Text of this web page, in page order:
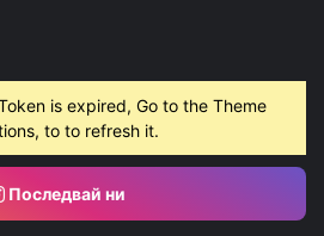
is expired, Go to the Theme
to to refresh it.
Последвай ни